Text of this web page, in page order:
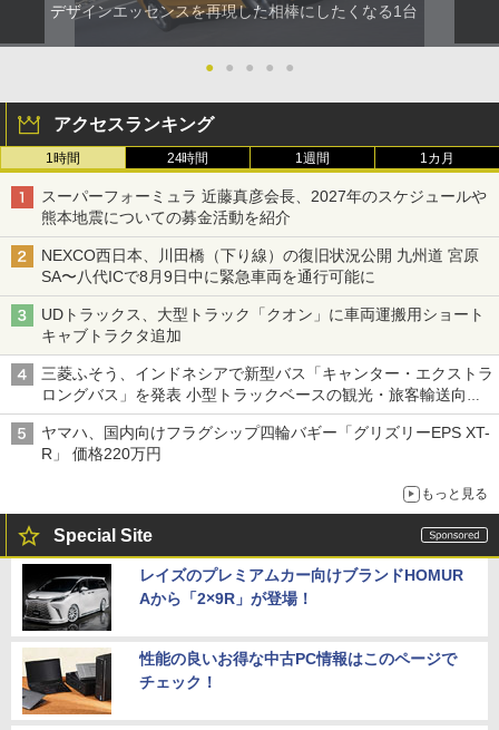
デザインエッセンスを再現した相棒にしたくなる1台
● ● ● ● ●
アクセスランキング
1時間 24時間 1週間 1カ月
スーパーフォーミュラ 近藤真彦会長、2027年のスケジュールや
熊本地震についての募金活動を紹介
NEXCO西日本、川田橋（下り線）の復旧状況公開 九州道 宮原
SA〜八代ICで8月9日中に緊急車両を通行可能に
UDトラックス、大型トラック「クオン」に車両運搬用ショート
キャブトラクタ追加
三菱ふそう、インドネシアで新型バス「キャンター・エクストラ
ロングバス」を発表 小型トラックベースの観光・旅客輸送向け
バス
ヤマハ、国内向けフラグシップ四輪バギー「グリズリーEPS XT-
R」 価格220万円
もっと見る
Special Site
レイズのプレミアムカー向けブランドHOMUR
Aから「2×9R」が登場！
性能の良いお得な中古PC情報はこのページで
チェック！